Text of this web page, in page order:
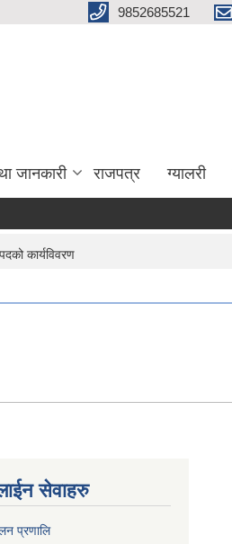
9852685521
जानकारी राजपत्र ग्यालरी
कार्यविवरण
सेवाहरु
प्रणालि